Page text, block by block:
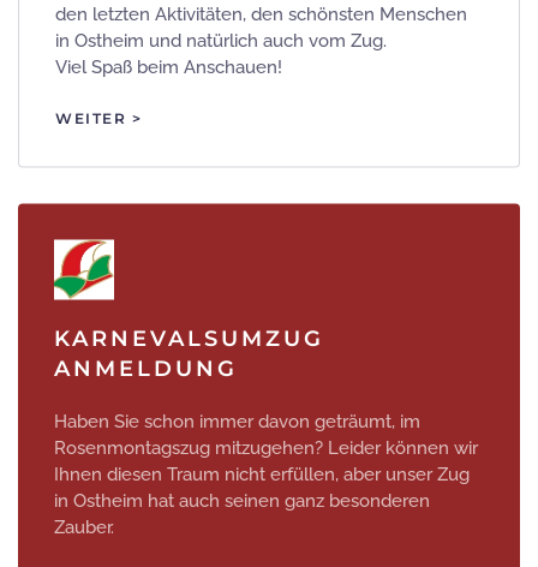
den letzten Aktivitäten, den schönsten Menschen
in Ostheim und natürlich auch vom Zug.
Viel Spaß beim Anschauen!
WEITER >
KARNEVALSUMZUG
ANMELDUNG
Haben Sie schon immer davon geträumt, im
Rosenmontagszug mitzugehen? Leider können wir
Ihnen diesen Traum nicht erfüllen, aber unser Zug
in Ostheim hat auch seinen ganz besonderen
Zauber.